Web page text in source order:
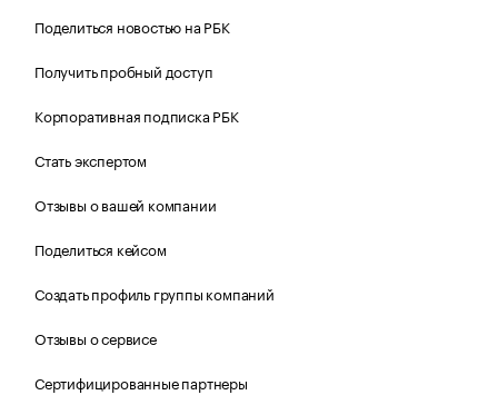
Поделиться новостью на РБК
Получить пробный доступ
Корпоративная подписка РБК
Стать экспертом
Отзывы о вашей компании
Поделиться кейсом
Создать профиль группы компаний
Отзывы о сервисе
Сертифицированные партнеры